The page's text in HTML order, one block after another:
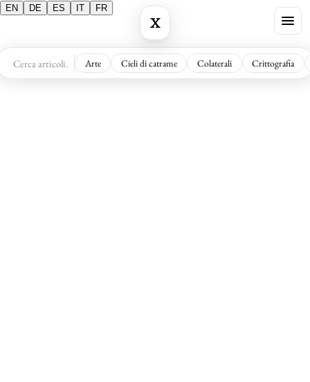
X
EN DE ES IT FR
Arte Cieli di catrame Colaterali Crittografia